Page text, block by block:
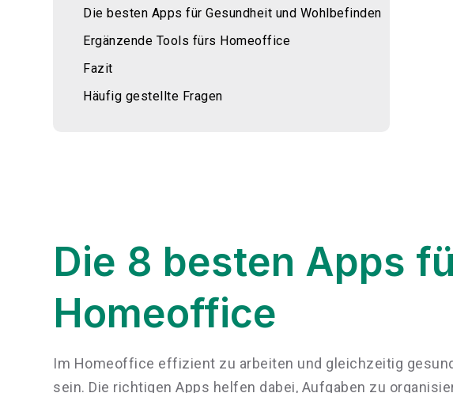
Die besten Apps für Gesundheit und Wohlbefinden
Ergänzende Tools fürs Homeoffice
Fazit
Häufig gestellte Fragen
Die 8 besten Apps
Homeoffice
Im Homeoffice effizient zu arbeiten und gleichzeitig
sein. Die richtigen Apps helfen dabei, Aufgaben zu